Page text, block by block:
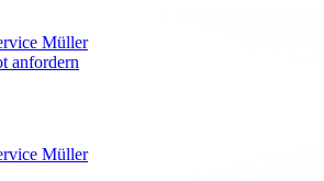
Müller
anfordern
Müller